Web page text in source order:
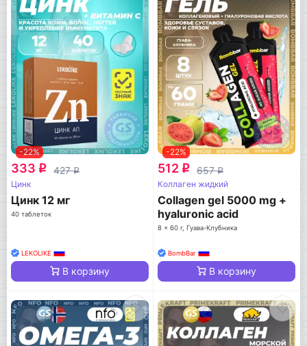
-22%
333 q 427q
Цинк
Цинк 12 мг
40 таблеток
LEKOLIKE
В корзину
-22%
512 q 657q
Коллаген жидкий
Collagen gel 5000 mg +
hyaluronic acid
8 x 60 г, Гуава-Клубника
BombBar
В корзину